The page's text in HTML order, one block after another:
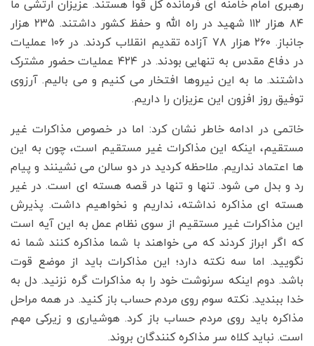
رهبری امام خامنه ای فرمانده کل قوا هستند. عزیزان ارتشی ما
۸۴ هزار ۱۱۲ شهید در راه الله و حفظ کشور داشتند. ۲۳۵ هزار
جانباز. ۲۶۰ هزار ۷۸ آزاده تقدیم انقلاب کردند. در ۱۰۶ عملیات
در دفاع مقدس به تنهایی بودند. در ۴۲۴ عملیات حضور مشترک
داشتند. ما به این نیروها افتخار می کنیم و می بالیم. آرزوی
توفیق روز افزون این عزیزان را داریم.
خاتمی در ادامه خاطر نشان کرد: اما در خصوص مذاکرات غیر
مستقیم، اینکه این مذاکرات غیر مستقیم است، چون به این
ها اعتماد نداریم. ملاحظه کردید در دو سالن می نشینند و پیام
رد و بدل می شود. تنها و تنها در قصه هسته ای است. در غیر
هسته ای مذاکره نداشته، نداریم و نخواهیم داشت. پذیرش
این مذاکرات غیر مستقیم از سوی نظام عمل به این آیه است
که اگر ابراز کردند که می خواهند با شما مذاکره کنند شما نه
نگویید. اما سه نکته دارد؛ این مذاکرات باید از موضع قوت
باشد. دوم اینکه سرنوشت خود را به مذاکرات گره نزنید. دل به
خدا ببندید. نکته سوم روی مردم حساب باز کنید. در همه مراحل
مذاکره باید روی مردم حساب باز کرد. هوشیاری و زیرکی مهم
است. نباید کلاه سر مذاکره کنندگان بروند.